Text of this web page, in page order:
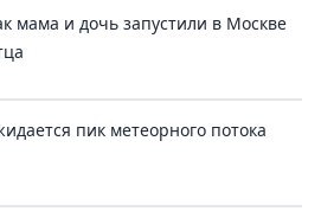
мама и дочь запустили в Москве
пик метеорного потока